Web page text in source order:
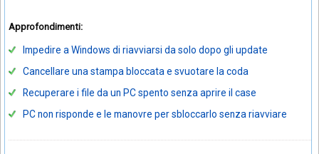
Approfondimenti:
Impedire a Windows di riavviarsi da solo dopo gli update
Cancellare una stampa bloccata e svuotare la coda
Recuperare i file da un PC spento senza aprire il case
PC non risponde e le manovre per sbloccarlo senza riavviare